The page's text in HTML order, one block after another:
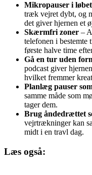
Mikropauser i
træk vejret dybt, og
det giver hjernen et
Skærmfri zoner –
telefonen i bestemte
første halve time
Gå en tur uden
podcast giver
hvilket fremmer
Planlæg pauser
samme måde som
tager dem.
Brug åndedrættet
vejrtrækninger kan
midt i en travl dag.
Læs også: